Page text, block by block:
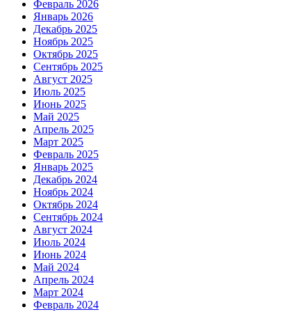
Февраль 2026
Январь 2026
Декабрь 2025
Ноябрь 2025
Октябрь 2025
Сентябрь 2025
Август 2025
Июль 2025
Июнь 2025
Май 2025
Апрель 2025
Март 2025
Февраль 2025
Январь 2025
Декабрь 2024
Ноябрь 2024
Октябрь 2024
Сентябрь 2024
Август 2024
Июль 2024
Июнь 2024
Май 2024
Апрель 2024
Март 2024
Февраль 2024